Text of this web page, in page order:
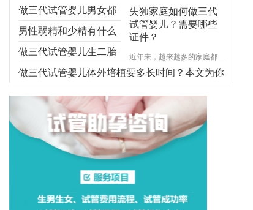
失独家庭如何做三代
试管婴儿？需要哪些
证件？
近年来，越来越多的家庭都
遭受着失去孩子的痛苦，对
于失独家庭的来说，再生育
安慰方式。那么，失独家庭
想做三代试管可行吗？需要
哪些手续？（如果还想了解
更多的试管婴儿流程、费
用、成功率，可点击在线咨
询，询问专业顾问，解决相
做三代试管婴儿男女都
要准备什么？本文跟你
说明一切
男性弱精和少精有什么
区别？能不能做三代试
管？
做三代试管婴儿生二胎
要考虑什么问题？本文
给你解释清楚
做三代试管婴儿体外培植要多长时间？本文为你
步步分解